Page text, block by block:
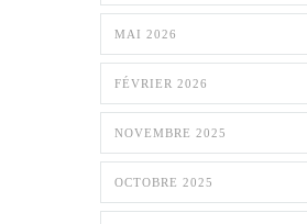
MAI 2026
FÉVRIER 2026
NOVEMBRE 2025
OCTOBRE 2025